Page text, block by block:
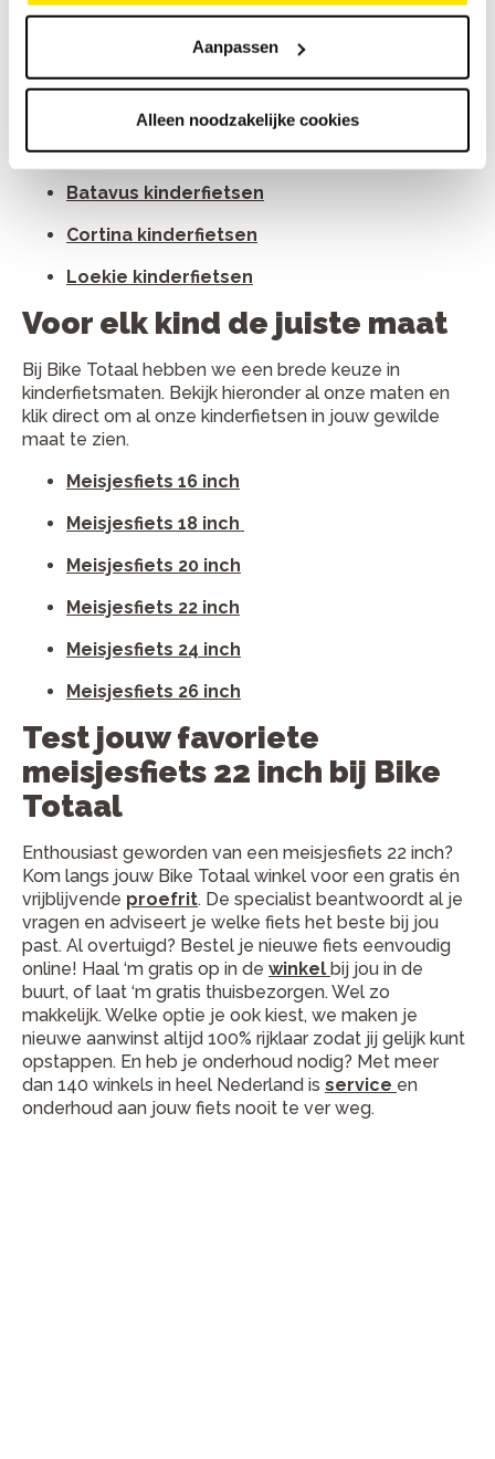
Aanpassen
Alleen noodzakelijke cookies
We hebben een compacte selectie met alleen de
beste merken om de ideale keuze voor jouw kind te
kunnen bieden. Zie hieronder onze merken
Alpina kinderfietsen
Batavus kinderfietsen
Cortina kinderfietsen
Loekie kinderfietsen
Voor elk kind de juiste maat
Bij Bike Totaal hebben we een brede keuze in
kinderfietsmaten. Bekijk hieronder al onze maten en
klik direct om al onze kinderfietsen in jouw gewilde
maat te zien.
Meisjesfiets 16 inch
Meisjesfiets 18 inch
Meisjesfiets 20 inch
Meisjesfiets 22 inch
Meisjesfiets 24 inch
Meisjesfiets 26 inch
Test jouw favoriete
meisjesfiets 22 inch bij Bike
Totaal
Enthousiast geworden van een meisjesfiets 22 inch?
Kom langs jouw Bike Totaal winkel voor een gratis én
vrijblijvende proefrit. De specialist beantwoordt al je
vragen en adviseert je welke fiets het beste bij jou
past. Al overtuigd? Bestel je nieuwe fiets eenvoudig
online! Haal ‘m gratis op in de winkel bij jou in de
buurt, of laat ‘m gratis thuisbezorgen. Wel zo
makkelijk. Welke optie je ook kiest, we maken je
nieuwe aanwinst altijd 100% rijklaar zodat jij gelijk kunt
opstappen. En heb je onderhoud nodig? Met meer
dan 140 winkels in heel Nederland is service en
onderhoud aan jouw fiets nooit te ver weg.